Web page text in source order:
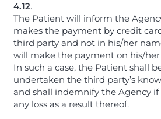
4.12.
The Patient will inform the
makes the payment by credit
third party and not in his/her
will make the payment on his/her
In such a case, the Patient shall
undertaken the third party’s
and shall indemnify the Agency if
any loss as a result thereof.